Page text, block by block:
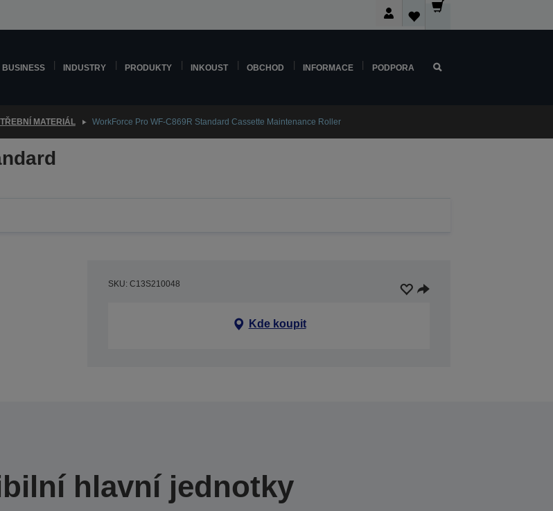
BUSINESS INDUSTRY PRODUKTY INKOUST OBCHOD INFORMACE PODPORA
MATERIÁL WorkForce Pro WF-C869R Standard Cassette Maintenance Roller
SKU: C13S210048
Kde koupit
hlavní jednotky